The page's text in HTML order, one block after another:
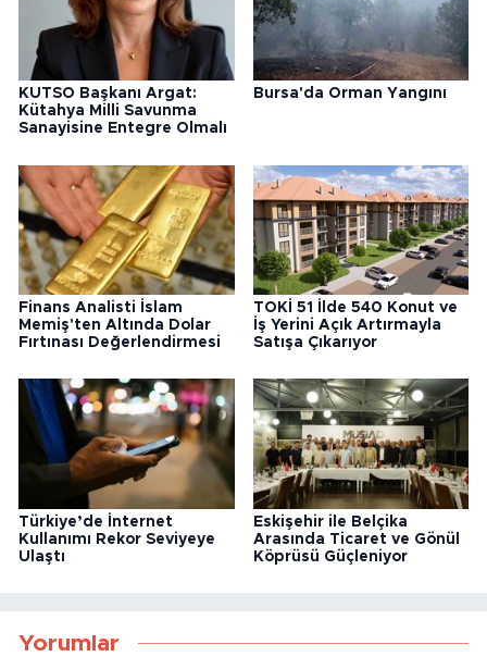
KUTSO Başkanı Argat:
Kütahya Milli Savunma
Sanayisine Entegre Olmalı
Bursa'da Orman Yangını
Finans Analisti İslam
Memiş'ten Altında Dolar
Fırtınası Değerlendirmesi
TOKİ 51 İlde 540 Konut ve
İş Yerini Açık Artırmayla
Satışa Çıkarıyor
Türkiye’de İnternet
Kullanımı Rekor Seviyeye
Ulaştı
Eskişehir ile Belçika
Arasında Ticaret ve Gönül
Köprüsü Güçleniyor
Yorumlar